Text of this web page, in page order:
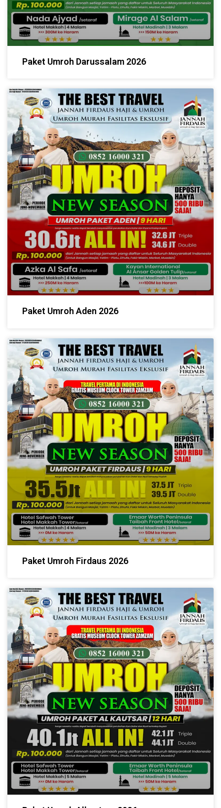
Paket Umroh Darussalam 2026
Paket Umroh Aden 2026
Paket Umroh Firdaus 2026